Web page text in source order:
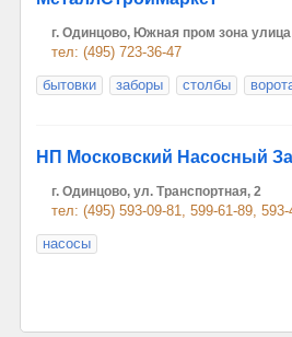
г. Одинцово, Южная пром зона
тел: (495) 723-36-47
бытовки
заборы столбы
НП Московский Насосный
г. Одинцово, ул. Транспортная, 2
тел: (495) 593-09-81, 599-61-89,
насосы